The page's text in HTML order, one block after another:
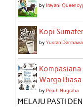
byIrayani
Kopi
byYusran
Kompasiana
Warga Biasa
byPepih Nugraha
MELAJU PASTI